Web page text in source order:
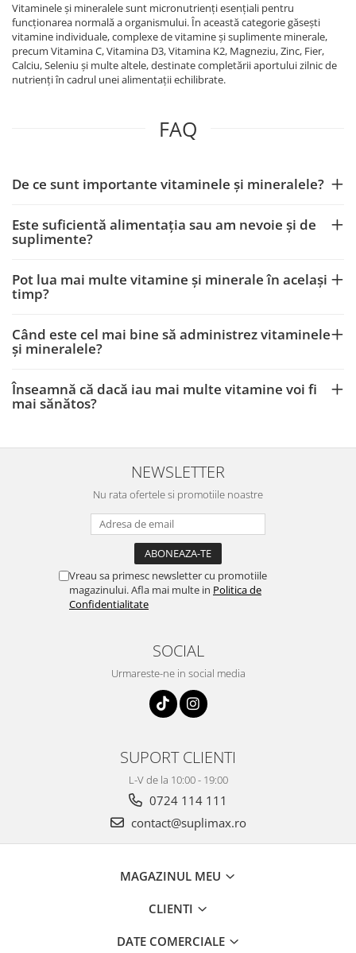
Vitaminele și mineralele sunt micronutrienți esențiali pentru
funcționarea normală a organismului. În această categorie găsești
vitamine individuale, complexe de vitamine și suplimente minerale,
precum Vitamina C, Vitamina D3, Vitamina K2, Magneziu, Zinc, Fier,
Calciu, Seleniu și multe altele, destinate completării aportului zilnic de
nutrienți în cadrul unei alimentații echilibrate.
FAQ
De ce sunt importante vitaminele și mineralele?
Este suficientă alimentația sau am nevoie și de
suplimente?
Pot lua mai multe vitamine și minerale în același
timp?
Când este cel mai bine să administrez vitaminele
și mineralele?
Înseamnă că dacă iau mai multe vitamine voi fi
mai sănătos?
NEWSLETTER
Nu rata ofertele si promotiile noastre
Vreau sa primesc newsletter cu promotiile
magazinului. Afla mai multe in Politica de
Confidentialitate
SOCIAL
Urmareste-ne in social media
SUPORT CLIENTI
L-V de la 10:00 - 19:00
0724 114 111
contact@suplimax.ro
MAGAZINUL MEU
CLIENTI
DATE COMERCIALE